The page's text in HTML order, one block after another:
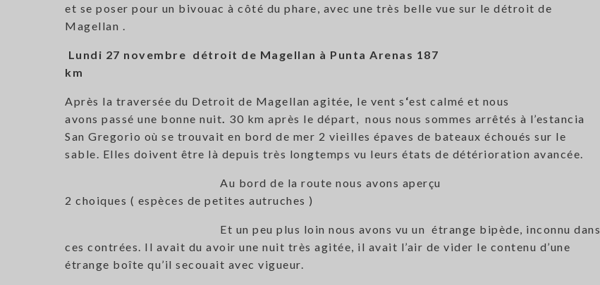
et se poser pour un bivouac à côté du phare, avec une très belle vue sur le détroit de
Magellan .
Lundi 27 novembre détroit de Magellan à Punta Arenas 187
km
Après la traversée du Detroit de Magellan agitée le vent s ‘est calmé et nous
avons passé une bonne nuit 30 km après le départ, nous nous sommes arrêtés à l’estancia
San Gregorio où se trouvait en bord de mer 2 vieilles épaves de bateaux échoués sur le
sable. Elles doivent être là depuis très longtemps vu leurs états de détérioration avancée.
Au bord de la route nous avons aperçu
2 choiques ( espèces de petites autruches )
Et un peu plus loin nous avons vu un étrange bipède, inconnu dans
ces contrées. Il avait du avoir une nuit très agitée, il avait l’air de vider le contenu d’une
étrange boîte qu’il secouait avec vigueur.